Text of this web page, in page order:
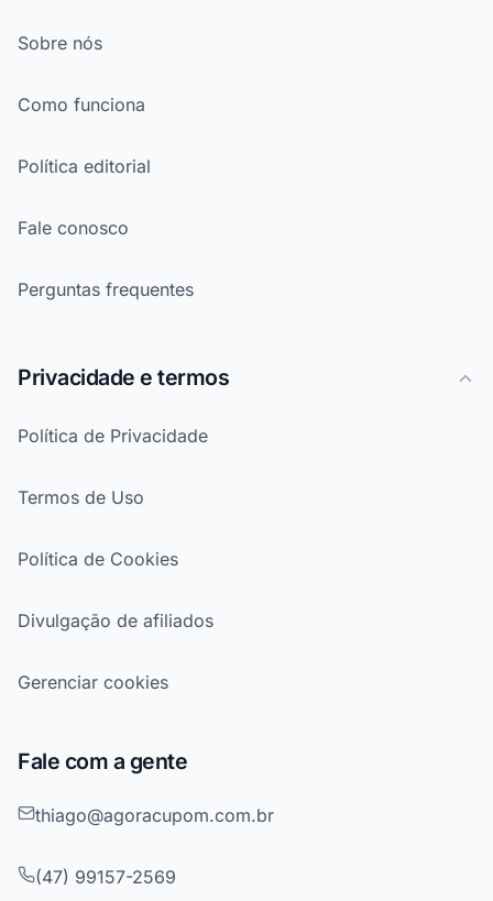
Sobre nós
Como funciona
Política editorial
Fale conosco
Perguntas frequentes
Privacidade e termos
Política de Privacidade
Termos de Uso
Política de Cookies
Divulgação de afiliados
Gerenciar cookies
Fale com a gente
thiago@agoracupom.com.br
(47) 99157-2569